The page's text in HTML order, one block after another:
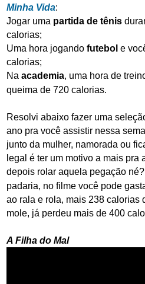
Minha Vida:
Jogar uma partida de tênis
calorias;
Uma hora jogando futebol e
calorias;
Na academia, uma hora de
queima de 720 calorias.
Resolvi abaixo fazer uma
ano pra você assistir nessa
junto da mulher, namorada ou
legal é ter um motivo a mais pra
depois rolar aquela pegação
padaria, no filme você pode
ao rala e rola, mais 238 calorias
mole, já perdeu mais de 400
A Filha do Mal